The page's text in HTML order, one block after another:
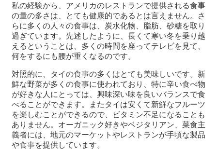
私の経験から、アメリカのレストランで提供される食事
の量の多さは、とても健康的であるとは言えません。さ
らに多くの人々の食事は、炭水化物、脂肪、砂糖を取り
過ぎています。先述したように、長くて寒い冬を乗り越
えるということは、多くの時間を座ってテレビを見て、
何をするにも腰が重くなるのです。
対照的に、タイの食事の多くはとても美味しいです。新
鮮な野菜が多くの食事に使われており、特に辛い食べ物
が好きな人にとっては、興味深い味を良いバランスで食
べることができます。またタイは安くて新鮮なフルーツ
を楽しむことができるので、ビタミン不足になることも
ありません。オーガニック好きやベジタリアン、菜食主
義者には、地元のマーケットやレストランが手頃な製品
や食事を提供しています。